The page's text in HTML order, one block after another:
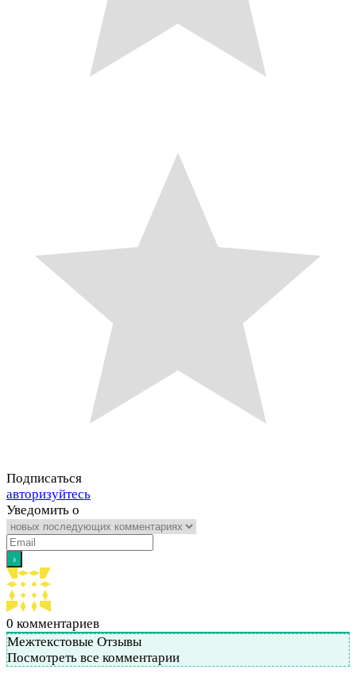
Подписаться
авторизуйтесь
Уведомить о
0 комментариев
Межтекстовые Отзывы
Посмотреть все комментарии